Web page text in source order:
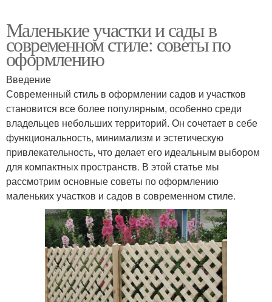
Маленькие участки и сады в
современном стиле: советы по
оформлению
Введение
Современный стиль в оформлении садов и участков
становится все более популярным, особенно среди
владельцев небольших территорий. Он сочетает в себе
функциональность, минимализм и эстетическую
привлекательность, что делает его идеальным выбором
для компактных пространств. В этой статье мы
рассмотрим основные советы по оформлению
маленьких участков и садов в современном стиле.